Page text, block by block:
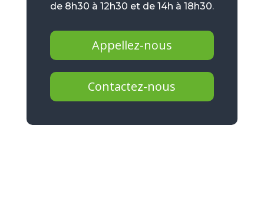
de 8h30 à 12h30 et de 14h à 18h30.
Appellez-nous
Contactez-nous